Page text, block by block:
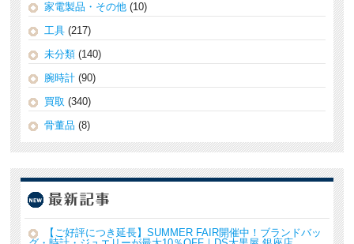
家電製品・その他 (10)
工具 (217)
未分類 (140)
腕時計 (90)
買取 (340)
骨董品 (8)
【ご好評につき延長】SUMMER FAIR開催中！ブランドバッ